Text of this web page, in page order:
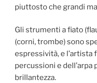
piuttosto che grandi
Gli strumenti a fiato
(corni, trombe) sono
espressività, e l’artista
percussioni e dell’arpa
brillantezza.